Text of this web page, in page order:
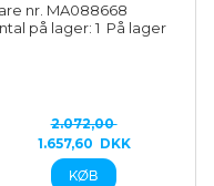
nr. MA088668
på lager: 1 På lager
2.072,00
1.657,60 DKK